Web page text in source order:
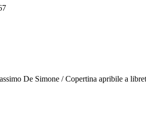
De Simone / Copertina apribile a